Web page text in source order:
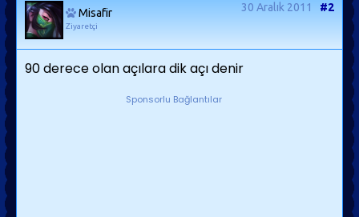
Misafir
Ziyaretçi
30 Aralık 2011 #2
90 derece olan açılara dik açı denir
Sponsorlu Bağlantılar